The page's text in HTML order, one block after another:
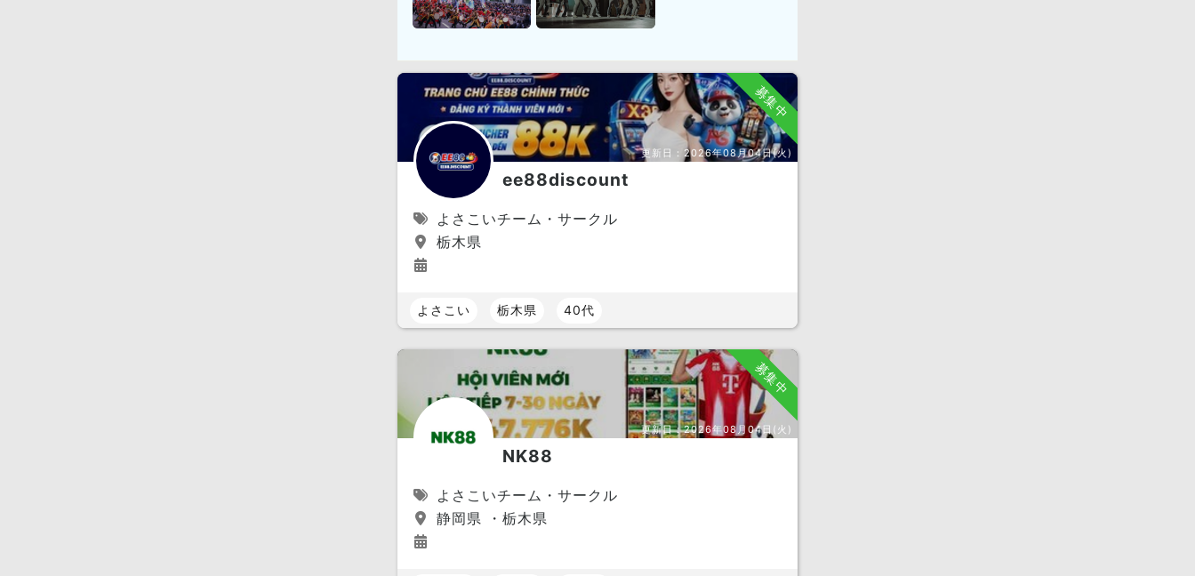
募集中
更新日： 2026年08月04日(火)
ee88discount
よさこいチーム・サークル
栃木県
よさこい 栃木県 40代
募集中
更新日：2026年08月04日(火)
NK88
よさこいチーム・サークル
静岡県 ・栃木県